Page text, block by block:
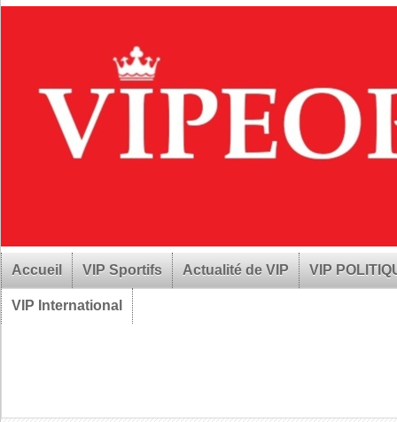
Accueil VIP Sportifs Actualité de VIP VIP
VIP International